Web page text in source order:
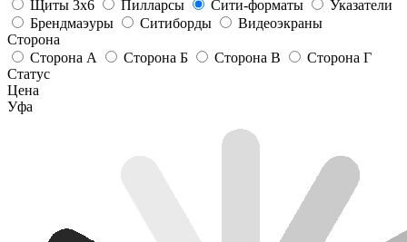
Щиты 3х6
Пилларсы Сити-форматы
Указатели
Брендмаэуры
Ситиборды
Видеоэкраны
Сторона
Сторона А
Сторона Б Сторона В
Сторона Г
Статус
Цена
Уфа